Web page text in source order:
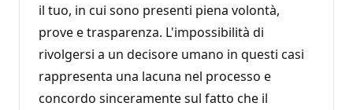
il tuo, in cui sono presenti piena volontà,
prove e trasparenza. L'impossibilità di
rivolgersi a un decisore umano in questi casi
rappresenta una lacuna nel processo e
concordo sinceramente sul fatto che il